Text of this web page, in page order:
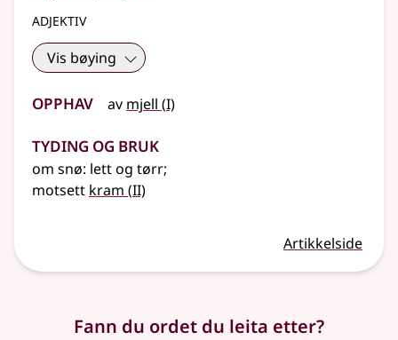
adjektiv
Vis bøying
Opphav av mjell (1
I)
Tyding og bruk
om snø: lett og tørr;
motsett kram (2
II)
Artikkelside
Fann du ordet du leita etter?